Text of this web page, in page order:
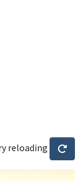
reloading